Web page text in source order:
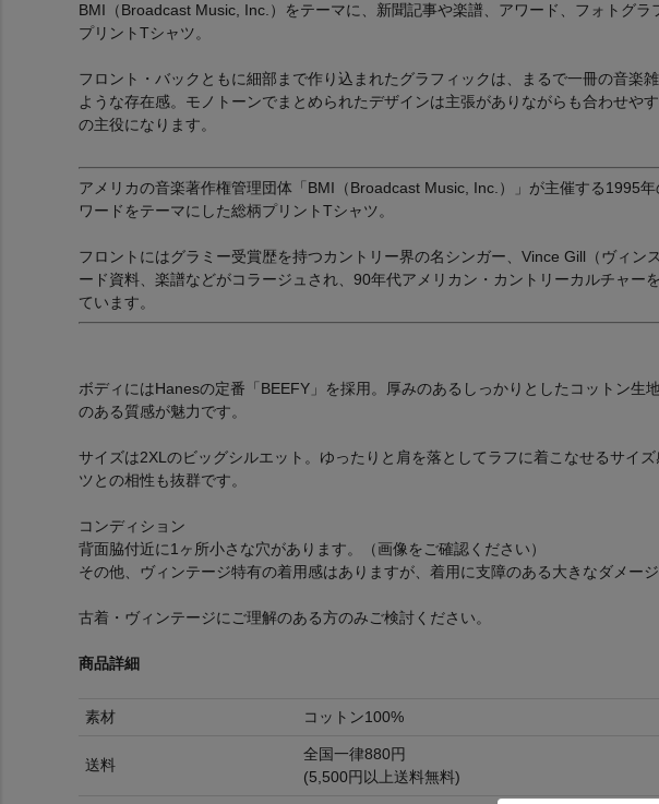
BMI（Broadcast Music, Inc.）をテーマに、新聞記事や楽譜、アワード、フォトグラ
プリントTシャツ。
フロント・バックともに細部まで作り込まれたグラフィックは、まるで一冊の音楽
ような存在感。モノトーンでまとめられたデザインは主張がありながらも合わせや
の主役になります。
アメリカの音楽著作権管理団体「BMI（Broadcast Music, Inc.）」が主催する1995
ワードをテーマにした総柄プリントTシャツ。
フロントにはグラミー受賞歴を持つカントリー界の名シンガー、Vince Gill（ヴィン
ード資料、楽譜などがコラージュされ、90年代アメリカン・カントリーカルチャー
ています。
ボディにはHanesの定番「BEEFY」を採用。厚みのあるしっかりとしたコットン生
のある質感が魅力です。
サイズは2XLのビッグシルエット。ゆったりと肩を落としてラフに着こなせるサイ
ツとの相性も抜群です。
コンディション
背面脇付近に1ヶ所小さな穴があります。（画像をご確認ください）
その他、ヴィンテージ特有の着用感はありますが、着用に支障のある大きなダメージ
古着・ヴィンテージにご理解のある方のみご検討ください。
商品詳細
素材 コットン100%
送料
全国一律880円
(5,500円以上送料無料)